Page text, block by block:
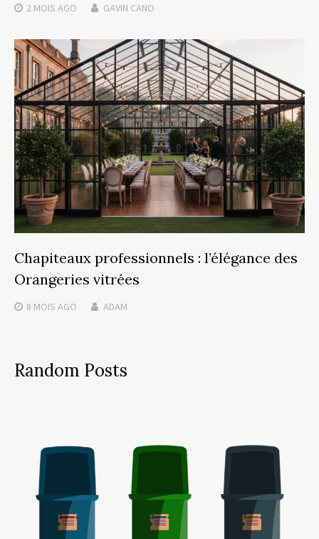
2 MOIS AGO GAVIN CANO
Chapiteaux professionnels : l’élégance des
Orangeries vitrées
8 MOIS AGO ADAM
Random Posts